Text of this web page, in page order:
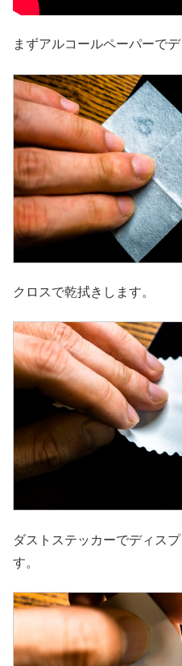
まずアルコールペーパーで
クロスで乾拭きします。
ダストステッカーでディス
す。